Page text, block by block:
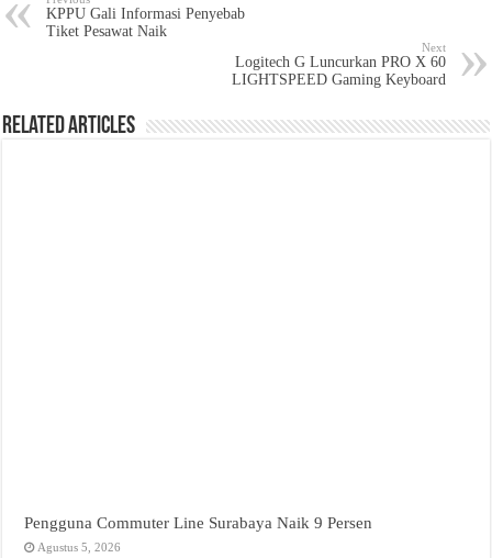
KPPU Gali Informasi Penyebab
Tiket Pesawat Naik
Next
Logitech G Luncurkan PRO X 60
LIGHTSPEED Gaming Keyboard
Related Articles
Pengguna Commuter Line Surabaya Naik 9 Persen
Agustus 5, 2026